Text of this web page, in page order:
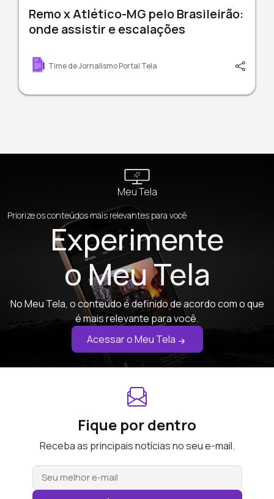
Remo x Atlético-MG pelo Brasileirão:
onde assistir e escalações
Time de Jornalismo Portal Tela
Meu Tela
Priorize os conteúdos mais relevantes para você
Experimente
o Meu Tela
No Meu Tela, o conteúdo é definido de acordo com o que
é mais relevante para você.
Acessar o Meu Tela
Fique por dentro
Receba as principais notícias no seu e-mail.